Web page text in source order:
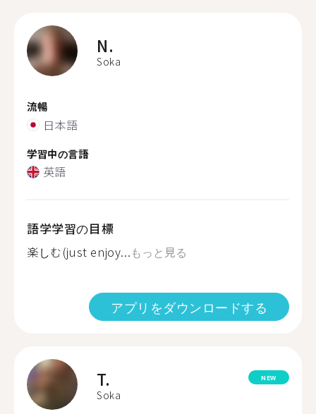
N.
Soka
流暢
日本語
学習中の言語
英語
語学学習の目標
楽しむ(just enjoy...もっと見る
アプリをダウンロードする
T.
Soka
NEW